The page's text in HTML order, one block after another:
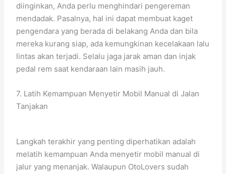
diinginkan, Anda perlu menghindari pengereman
mendadak. Pasalnya, hal ini dapat membuat kaget
pengendara yang berada di belakang Anda dan bila
mereka kurang siap, ada kemungkinan kecelakaan lalu
lintas akan terjadi. Selalu jaga jarak aman dan injak
pedal rem saat kendaraan lain masih jauh.
7. Latih Kemampuan Menyetir Mobil Manual di Jalan
Tanjakan
Langkah terakhir yang penting diperhatikan adalah
melatih kemampuan Anda menyetir mobil manual di
jalur yang menanjak. Walaupun OtoLovers sudah